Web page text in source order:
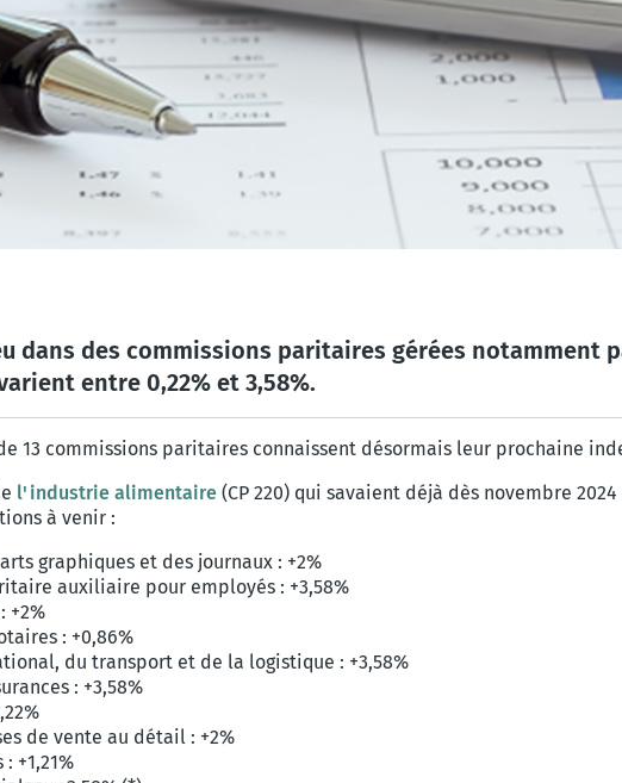
dans des commissions paritaires gérées notamment
entre 0,22% et 3,58%.
13 commissions paritaires connaissent désormais leur prochaine
l'industrie alimentaire (CP 220) qui savaient déjà dès novembre
à venir :
graphiques et des journaux : +2%
auxiliaire pour employés : +3,58%
+2%
: +0,86%
du transport et de la logistique : +3,58%
: +3,58%
de vente au détail : +2%
+1,21%